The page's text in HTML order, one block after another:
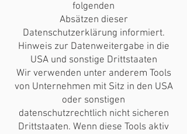
folgenden
Absätzen dieser
Datenschutzerklärung informiert.
Hinweis zur Datenweitergabe in die
USA und sonstige Drittstaaten
Wir verwenden unter anderem Tools
von Unternehmen mit Sitz in den USA
oder sonstigen
datenschutzrechtlich nicht sicheren
Drittstaaten. Wenn diese Tools aktiv